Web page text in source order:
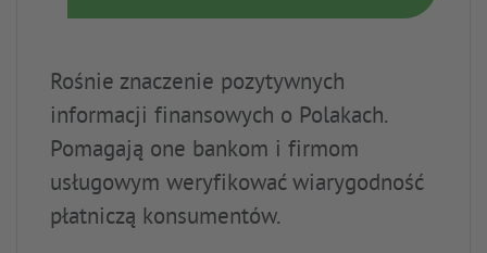
Rośnie znaczenie pozytywnych
informacji finansowych o Polakach.
Pomagają one bankom i firmom
usługowym weryfikować wiarygodność
płatniczą konsumentów.